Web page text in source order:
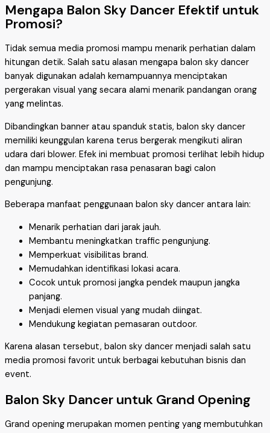
Mengapa Balon Sky Dancer Efektif untuk
Promosi?
Tidak semua media promosi mampu menarik perhatian dalam
hitungan detik. Salah satu alasan mengapa balon sky dancer
banyak digunakan adalah kemampuannya menciptakan
pergerakan visual yang secara alami menarik pandangan orang
yang melintas.
Dibandingkan banner atau spanduk statis, balon sky dancer
memiliki keunggulan karena terus bergerak mengikuti aliran
udara dari blower. Efek ini membuat promosi terlihat lebih hidup
dan mampu menciptakan rasa penasaran bagi calon
pengunjung.
Beberapa manfaat penggunaan balon sky dancer antara lain:
Menarik perhatian dari jarak jauh.
Membantu meningkatkan traffic pengunjung.
Memperkuat visibilitas brand.
Memudahkan identifikasi lokasi acara.
Cocok untuk promosi jangka pendek maupun jangka
panjang.
Menjadi elemen visual yang mudah diingat.
Mendukung kegiatan pemasaran outdoor.
Karena alasan tersebut, balon sky dancer menjadi salah satu
media promosi favorit untuk berbagai kebutuhan bisnis dan
event.
Balon Sky Dancer untuk Grand Opening
Grand opening merupakan momen penting yang membutuhkan